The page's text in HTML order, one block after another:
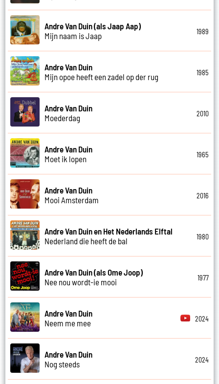
Andre Van Duin (als Jaap Aap)
Mijn naam is Jaap
1989
Andre Van Duin
Mijn opoe heeft een zadel op der rug
1985
Andre Van Duin
Moederdag
2010
Andre Van Duin
Moet ik lopen
1965
Andre Van Duin
Mooi Amsterdam
2016
Andre Van Duin en Het Nederlands Elftal
Nederland die heeft de bal
1980
Andre Van Duin (als Ome Joop)
Nee nou wordt-ie mooi
1977
Andre Van Duin
Neem me mee
2024
Andre Van Duin
Nog steeds
2024